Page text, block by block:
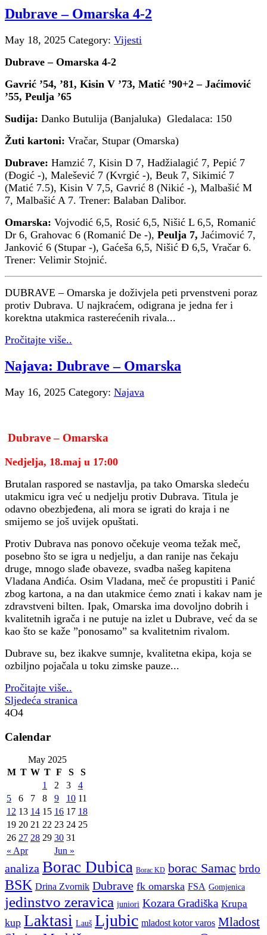
Dubrave – Omarska 4-2
May 18, 2025 Category: Vijesti
Dubrave – Omarska 4-2
Gavrić ’54, ’81, Kisin V ’73, Matić ’90+2 – Jaćimović
’55, Peulja ’65
Sudija: Danko Butulija (Banjaluka) Gledalaca: 150
Žuti kartoni: Vračar, Stupar (Omarska)
Dubrave: Hamzić 7, Kisin D 7, Hadžialagić 7, Pepić 7
(Đogić -), Malešević 7 (Kvrgić -), Beuk 7, Sikimić 7
(Matić 7.5), Kisin V 7,5, Gavrić 8 (Nikić -), Malbašić M
7, Malbašić A 7. Trener: Balaban Dalibor.
Omarska: Vojvodić 6,5, Rosić 6,5, Nišić L 6,5, Romanić
Dr 6, Grahovac 6 (Romanić De -), Peulja 7, Jaćimović 7,
Janković 6 (Stupar -), Gaćeša 6,5, Nišić Đ 6,5, Vračar 6.
Trener: Velimir Stojnić.
DUBRAVE – Omarska je doživjela peti prvenstveni poraz
protiv Dubrava. U najkraćem, odigrana je jedna fer i
korektna utakmica rasterećenih rivala...
Pročitajte više..
Najava: Dubrave – Omarska
May 16, 2025 Category: Najava
Dubrave – Omarska
Nedjelja, 18.maj u 17:00
Brutalan raspored se nastavlja, pa tako Omarska sledeću
utakmicu igra već u nedjelju protiv Dubrava. Titula je
odavno obezbjeđena, ali mora se igrati do kraja i ne
smijemo se još uvijek opuštati.
Protiv Dubrava nas ponovo očekuje veoma težak meč,
posebno što se igra u nedjelju, a dan ranije nas čekaju
druge, mnogo slađe obaveze, svadba našeg kapitena
Vladana Anđića. Osim Vladana, meč će propustiti i Panić
zbog kartona, a na dan utakmice ćemo znati i kakav nam je
zdravstveni bilten. Ipak, Omarska ima dovoljno dobrih i
kvalitetnih igrača i ne putuje na izlet u Dubrave, već da se
kao što se kaže ”ponosamo” sa kvalitetnim rivalom.
Dubrave su, bez ikakve sumnje, kvalitetna ekipa, koja se
ozbiljno pojačala u toku zimske pauze...
Pročitajte više..
Sljedeća stranica
4O4
Calendar
May 2025
M T W T F S S
« Apr Jun »
1 2 3
4
5
6 7 8 9 10 11
12 13 14 15 16 17 18
19 20 21 22 23 24 25
26 27 28 29 30 31
analiza Borac Dubica Borac KD borac Samac brdo
BSK Drina Zvornik Dubrave fk omarska FSA Gomjenica
jedinstvo zeravica juniori Kozara Gradiška Krupa
kup Laktasi Lauš Ljubic mladost kotor varos Mladost